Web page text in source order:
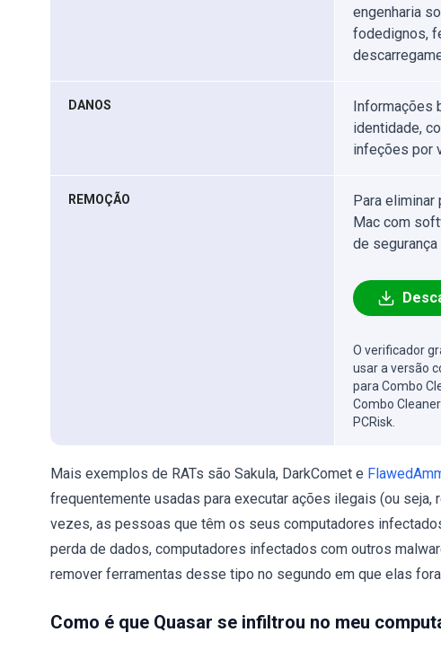
engenharia
fodedignos,
DANOS
Informações
identidade,
infeções por
REMOÇÃO
Para
Mac com
de
O verificador
usar a versão
para Combo
Combo
PCRisk.
Mais exemplos de RATs são Sakula, DarkComet e
frequentemente usadas para executar ações ilegais (ou
vezes, as pessoas que têm os seus computadores
perda de dados, computadores infectados com outros
remover ferramentas desse tipo no segundo em que elas
Como é que Quasar se infiltrou no meu